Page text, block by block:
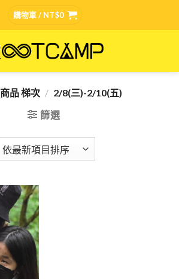
購物車 / NT$0
商品 梯次 / 2/8(三)-2/10(五)
篩選